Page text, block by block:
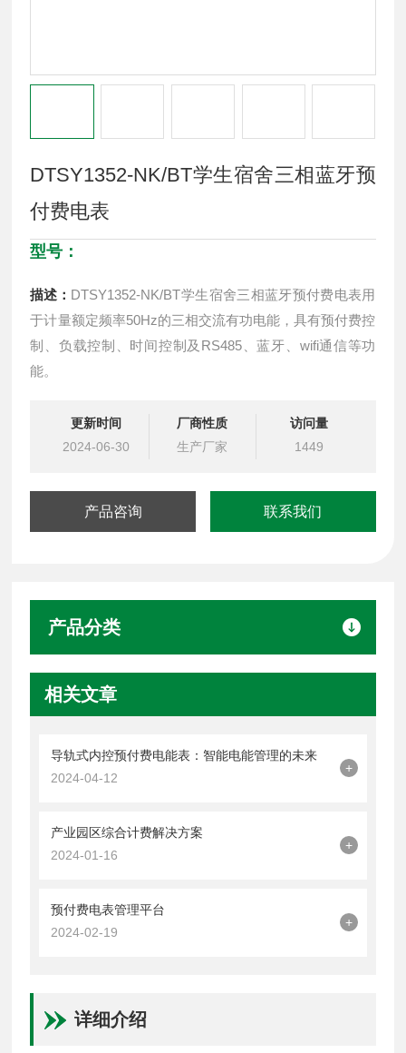
DTSY1352-NK/BT学生宿舍三相蓝牙预
付费电表
型号：
描述： DTSY1352-NK/BT学生宿舍三相蓝牙预付费电表用
于计量额定频率50Hz的三相交流有功电能，具有预付费控
制、负载控制、时间控制及RS485、蓝牙、wifi通信等功
能。
更新时间
2024-06-30
厂商性质
生产厂家
访问量
1449
产品咨询 联系我们
产品分类
相关文章
导轨式内控预付费电能表：智能电能管理的未来
2024-04-12
+
产业园区综合计费解决方案
2024-01-16
+
预付费电表管理平台
2024-02-19
+
详细介绍